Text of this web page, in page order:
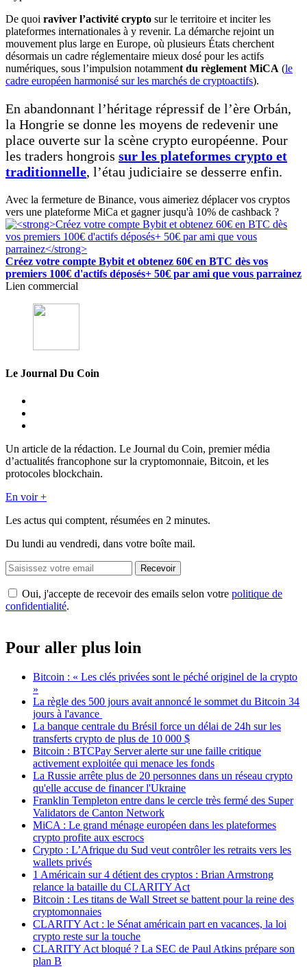
De quoi raviver l’activité crypto sur le territoire et inciter les
plateformes internationales à y revenir. La démarche rejoint un
mouvement plus large en Europe, où plusieurs États cherchent
désormais un cadre réglementaire mieux dosé pour les actifs
numériques, sous l’impulsion notamment du règlement MiCA (le
cadre européen harmonisé sur les marchés de cryptoactifs).
En abandonnant l’héritage répressif de l’ère Orbán,
la Hongrie se donne les moyens de redevenir une
place ouverte sur la scène crypto européenne. Pour
les traders hongrois sur les plateformes crypto et
traditionnelle, l’étau judiciaire se desserre enfin.
Avec la fermeture de Binance, vous aimeriez déplacer vos cryptos
vers une plateforme MiCa et gagner jusqu'à 10% de cashback ?
Créez votre compte Bybit et obtenez 60€ en BTC dès vos
premiers 100€ d'actifs déposés+ 50€ par ami que vous parrainez
Lien commercial
Le Journal Du Coin
Un article de la rédaction. Le Journal du Coin, premier média
d’actualités francophone sur la cryptomonnaie, Bitcoin, et les
protocoles blockchain.
En voir +
Les actus qui comptent, résumées en 2 minutes.
Du lundi au vendredi, dans votre boîte mail.
Recevoir
Oui, j'accepte de recevoir des emails selon votre politique de
confidentialité.
Pour aller plus loin
Bitcoin : « Les clés privées sont le péché originel de la crypto
»
La règle des 500 jours avait annoncé le sommet du Bitcoin 34
jours à l'avance
La banque centrale du Brésil force un délai de 24h sur les
transferts crypto de plus de 10 000 $
Bitcoin : BTCPay Server alerte sur une faille critique
activement exploitée qui menace les fonds
La Russie arrête plus de 20 personnes dans un réseau crypto
qu'elle accuse de financer l'Ukraine
Franklin Templeton entre dans le cercle très fermé des Super
Validators de Canton Network
MiCA : Le grand ménage européen dans les plateformes
crypto profite aux escrocs
Crypto : L’Afrique du Sud veut contrôler les retraits vers les
wallets privés
1 Américain sur 4 détient des cryptos : Brian Armstrong
relance la bataille du CLARITY Act
Bitcoin : Les titans de Wall Street se battent pour la reine des
cryptomonnaies
CLARITY Act : le Sénat américain part en vacances, la loi
crypto reste sur la touche
CLARITY Act bloqué ? La SEC de Paul Atkins prépare son
plan B